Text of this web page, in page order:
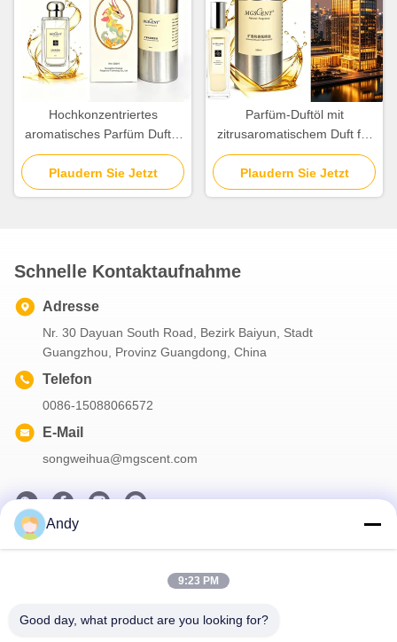
Hochkonzentriertes
aromatisches Parfüm Duftöl
zur Schaffung von Düften
Plaudern Sie Jetzt
Parfüm-Duftöl mit
zitrusaromatischem Duft für
neutrales Geschlecht
Plaudern Sie Jetzt
Schnelle Kontaktaufnahme
Adresse
Nr. 30 Dayuan South Road, Bezirk Baiyun, Stadt
Guangzhou, Provinz Guangdong, China
Telefon
0086-15088066572
E-Mail
songweihua@mgscent.com
Unser Newsletter
Abonnieren Sie unseren Newsletter für Rabatte und mehr.
Andy
9:23 PM
Good day, what product are you looking for?